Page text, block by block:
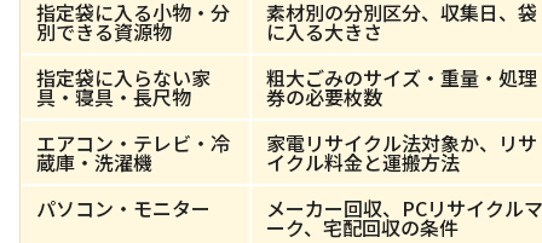
指定袋に入る小物・分
別できる資源物
素材別の分別区分、収集日、袋
に入る大きさ
指定袋に入らない家
具・寝具・長尺物
粗大ごみのサイズ・重量・処理
券の必要枚数
エアコン・テレビ・冷
蔵庫・洗濯機
家電リサイクル法対象か、リサ
イクル料金と運搬方法
パソコン・モニター
メーカー回収、PCリサイクルマ
ーク、宅配回収の条件